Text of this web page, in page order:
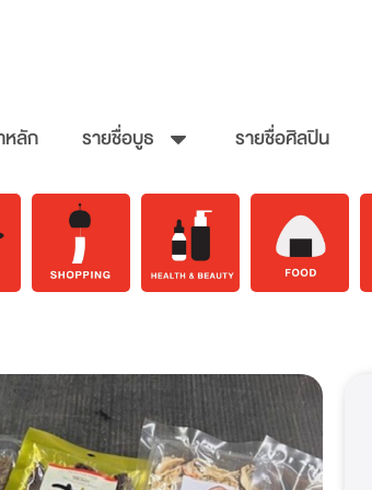
ลัก รายชื่อบูธ รายชื่อศิลปิน